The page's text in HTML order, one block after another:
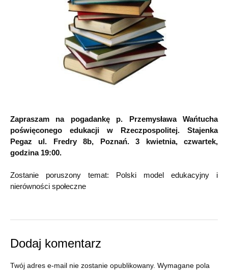
Zapraszam na pogadankę p. Przemysława Wańtucha
poświęconego edukacji w Rzeczpospolitej. Stajenka
Pegaz ul. Fredry 8b, Poznań. 3 kwietnia, czwartek,
godzina 19:00.
Zostanie poruszony temat: Polski model edukacyjny i
nierówności społeczne
Dodaj komentarz
Twój adres e-mail nie zostanie opublikowany. Wymagane pola